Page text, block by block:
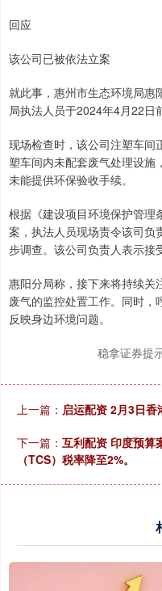
回应
该公司已被依法立案
就此事，惠州市生态环境局惠
局执法人员于2024年4月22日
现场检查时，该公司注塑车间
塑车间内未配套废气处理设施
未能提供环保验收手续。
根据《建设项目环境保护管理
案，执法人员现场责令该司负
步调查。该公司负责人表示接
惠阳分局称，接下来将持续关
废气的监控处置工作。同时，
反映身边环境问题。
稳拿证券提
上一篇： 启运配资 2月3日
下一篇： 互利配资 印度预算
（TCS）税率降至2%。